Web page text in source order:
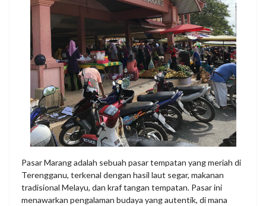
Pasar Marang adalah sebuah pasar tempatan yang meriah di
Terengganu, terkenal dengan hasil laut segar, makanan
tradisional Melayu, dan kraf tangan tempatan. Pasar ini
menawarkan pengalaman budaya yang autentik, di mana